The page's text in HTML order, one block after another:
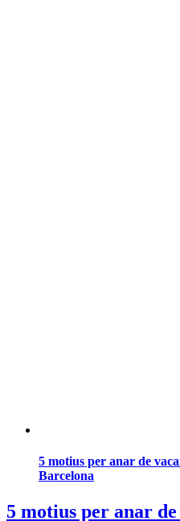
5 motius per anar de
Barcelona
5 motius per anar de